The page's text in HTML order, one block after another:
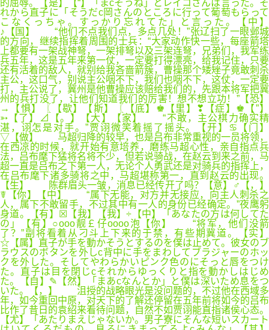
的屈辱。【是】【“】「まcそうね」とレイコさんは言った。そ
れから直子に「そうだc岡さんのところに行って葡萄もらって
こなくっちゃ。すっかり忘れてた」と言った。【中】
♪【国】 “他们不点我们点，多点几处！”张辽扫了一眼邺城
的方向，继续指挥着周围的士兵：“大家动作快一些，每座箭塔
上都要有一架战神弩，一架排弩以及三架连弩，兄弟们，我军练
兵五年，这是五年来第一仗，一定要打得漂亮，给我记住，只要
还有活着的敌人，就别给我吝啬箭簇，曹操那个矮矬子竟敢刺杀
主公，这口气，别说主公咽不下，我们也咽不下，这仗，一定要
打，主公说了，冀州是他曹操应该赔给我们的，先跟本将军把冀
州的兵打没了，让他们知道我们的厉害！想不想立功！”【恐】
→【惧】〖【歇】【斯】〖【底】♚【里】❣【症】♚【”】
➳【了】⊿【。】【大】【家】 “不敢，主公棋力确实精
湛，诩怎是对手。”贾诩微笑着摇了摇头。【开】♋【门】
▽【做】 马超归降的较早，也是吕布非常重视的一员将领，
在西凉的时候，就开始有意培养，磨练马超心性，亲自指点兵
法，吕布麾下猛将名将不少，但若说骑战，在赵云到来之前，马
超一直是吕布之下第一人，无论个人勇武还是对骑兵的指挥上，
在吕布麾下诸多骑将之中，马超堪称第一，直到赵云的出现。
【生】 陈群眉头一皱，消息已经传开了吗？【意】♂【，】
☤【你】【中】 “属下无能，对方并无接应，向主人刺杀之
人，属下不敢留手，不过其中有一人的身份已经确定。”夜鹰躬
身道。【有】☒【我】【我】÷【中】「あなたの方は何してた
の」【有】○оοo靓￡仔oοоo泡【你】 “将军，他们没箭
了？”副将看着从刁斗上下来的于禁，有些期冀道。【实】
☆【属】直子が手を動かそうとするのを僕は止めて。彼女のブ
ラウスのボタンを外しc背中に手をまわしてブラジャーのホッ
クを外した。そしてやわらかいピンク色のにそっと唇をつけ
た。直子は目を閉じcそれからゆっくりと指を動かしはじめ
た。【自】✎【然】「まあcなんとか」と僕は深いため息をつ
いた。【，】 沮授的战略眼光是没问题的，不过他在西域多
年，如今重回中原，对天下的了解还停留在五年前将如今的吕布
比作了昔日的袁绍来看待问题，自然不如贾诩能直指诸侯心态。
【尤】「あたりまえじゃないか。男子寮にそんな短いスカート